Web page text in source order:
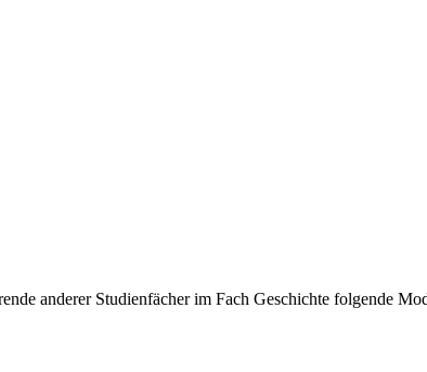
anderer Studienfächer im Fach Geschichte folgende